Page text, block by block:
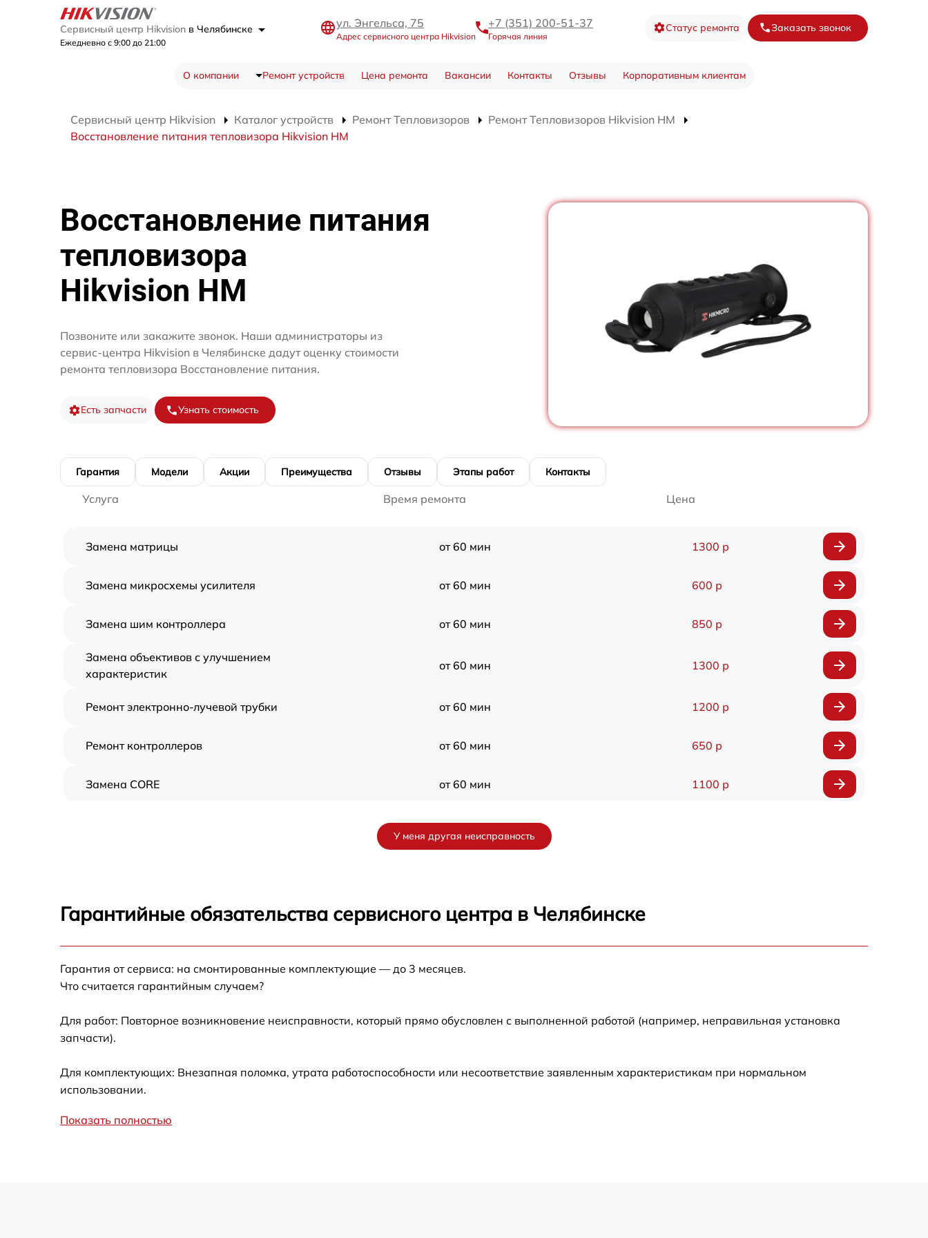
Сервисный центр Hikvision в Челябинске
Ежедневно с 9:00 до 21:00
ул. Энгельса, 75
Адрес сервисного центра Hikvision
+7 (351) 200-51-37
Горячая линия
Статус ремонта Заказать звонок
О компании Ремонт устройств Цена ремонта Вакансии Контакты Отзывы Корпоративным клиентам
Сервисный центр Hikvision Каталог устройств Ремонт Тепловизоров
Ремонт Тепловизоров Hikvision HM
Восстановление питания тепловизора Hikvision HM
Восстановление питания
тепловизора
Hikvision HM
Позвоните или закажите звонок. Наши администраторы из
сервис-центра Hikvision в Челябинске дадут оценку стоимости
ремонта тепловизора Восстановление питания.
Есть запчасти Узнать стоимость
Гарантия Модели Акции Преимущества Отзывы Этапы работ Контакты
Услуга Время ремонта Цена
Замена матрицы от 60 мин 1300 р
Замена микросхемы усилителя от 60 мин 600 р
Замена шим контроллера от 60 мин 850 р
Замена объективов с улучшением
характеристик
от 60 мин 1300 р
Ремонт электронно-лучевой трубки от 60 мин 1200 р
Ремонт контроллеров от 60 мин 650 р
Замена CORE от 60 мин 1100 р
от 60 мин
Ремонт встроенного дальнометра и
других устройств
Замена микросхемы логики от 60 мин 450 р
У меня другая неисправность
Гарантийные обязательства сервисного центра в Челябинске
Гарантия от сервиса: на смонтированные комплектующие — до 3 месяцев.
Что считается гарантийным случаем?
Для работ: Повторное возникновение неисправности, который прямо обусловлен с выполненной работой (например, неправильная установка
запчасти).
Для комплектующих: Внезапная поломка, утрата работоспособности или несоответствие заявленным характеристикам при нормальном
использовании.
Показать полностью